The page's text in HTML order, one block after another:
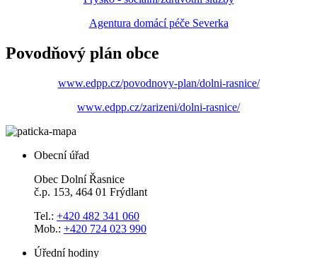
Agentura domácí péče Severka
Povodňový plán obce
www.edpp.cz/povodnovy-plan/dolni-rasnice/
www.edpp.cz/zarizeni/dolni-rasnice/
Obecní úřad
Obec Dolní Řasnice
č.p. 153, 464 01 Frýdlant
Tel.: +420 482 341 060
Mob.: +420 724 023 990
Úřední hodiny